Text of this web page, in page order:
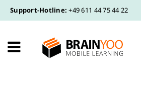
Support-Hotline: +49 611 44 75 44 22